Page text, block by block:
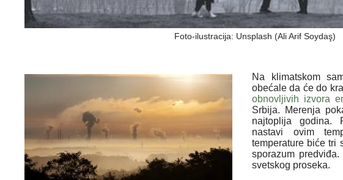
Foto-ilustracija: Unsplash (Ali Arif Soydaş)
Na klimatskom
obećale da će do
obnovljivih izvora
Srbija. Merenja
najtoplija godina.
nastavi ovim
temperature biće tri
sporazum
svetskog proseka.